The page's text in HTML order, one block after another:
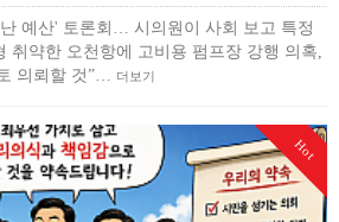
예산' 토론회… 시의원이 사회 보고 특정
취약한 오천항에 고비용 펌프장 강행 의혹,
의뢰할 것”… 더보기
Hot